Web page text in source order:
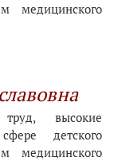
медицинского
высокие
детского
медицинского